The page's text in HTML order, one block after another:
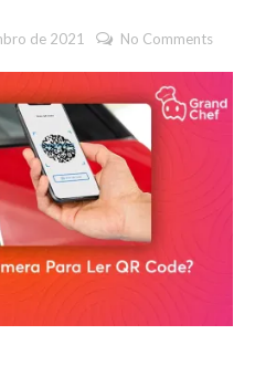
de 2021 No Comments